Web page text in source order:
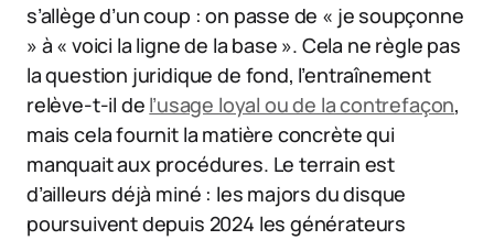
s’allège d’un coup : on passe de « je soupçonne
» à « voici la ligne de la base ». Cela ne règle pas
la question juridique de fond, l’entraînement
relève-t-il de l’usage loyal ou de la contrefaçon,
mais cela fournit la matière concrète qui
manquait aux procédures. Le terrain est
d’ailleurs déjà miné : les majors du disque
poursuivent depuis 2024 les générateurs